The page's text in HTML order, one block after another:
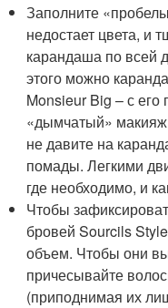
Заполните
недостает цвета, и
карандаша по всей
этого можно
Monsieur Big – с
«дымчатый»
не давите на
помады. Легкими
где необходимо, и
Чтобы
бровей Sourcils
объем. Чтобы они
причесывайте
(приподнимая их